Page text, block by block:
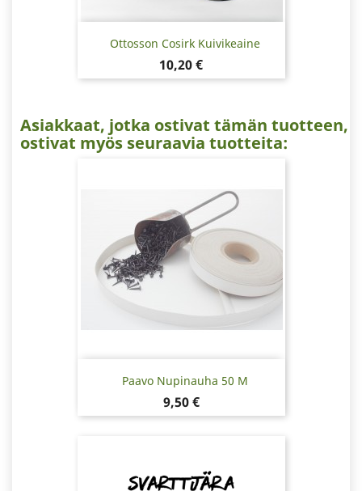
Ottosson Cosirk Kuivikeaine
Hinta
10,20 €
Asiakkaat, jotka ostivat tämän tuotteen,
ostivat myös seuraavia tuotteita:
Paavo Nupinauha 50 M
Hinta
9,50 €